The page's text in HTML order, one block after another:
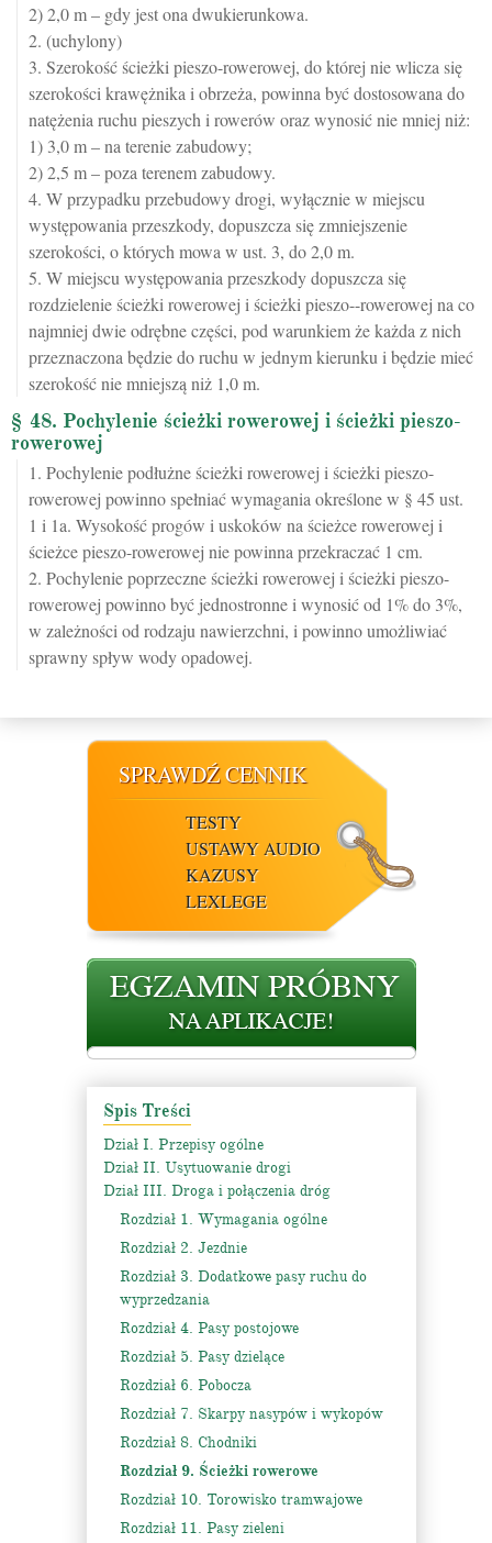
2) 2,0 m – gdy jest ona dwukierunkowa.
2. (uchylony)
3. Szerokość ścieżki pieszo-rowerowej, do której nie wlicza się
szerokości krawężnika i obrzeża, powinna być dostosowana do
natężenia ruchu pieszych i rowerów oraz wynosić nie mniej niż:
1) 3,0 m – na terenie zabudowy;
2) 2,5 m – poza terenem zabudowy.
4. W przypadku przebudowy drogi, wyłącznie w miejscu
występowania przeszkody, dopuszcza się zmniejszenie
szerokości, o których mowa w ust. 3, do 2,0 m.
5. W miejscu występowania przeszkody dopuszcza się
rozdzielenie ścieżki rowerowej i ścieżki pieszo--rowerowej na co
najmniej dwie odrębne części, pod warunkiem że każda z nich
przeznaczona będzie do ruchu w jednym kierunku i będzie mieć
szerokość nie mniejszą niż 1,0 m.
§ 48. Pochylenie ścieżki rowerowej i ścieżki pieszo-
rowerowej
1. Pochylenie podłużne ścieżki rowerowej i ścieżki pieszo-
rowerowej powinno spełniać wymagania określone w § 45 ust.
1 i 1a. Wysokość progów i uskoków na ścieżce rowerowej i
ścieżce pieszo-rowerowej nie powinna przekraczać 1 cm.
2. Pochylenie poprzeczne ścieżki rowerowej i ścieżki pieszo-
rowerowej powinno być jednostronne i wynosić od 1% do 3%,
w zależności od rodzaju nawierzchni, i powinno umożliwiać
sprawny spływ wody opadowej.
SPRAWDŹ CENNIK
TESTY
USTAWY AUDIO
KAZUSY
LEXLEGE
Spis Treści
Dział I. Przepisy ogólne
Dział II. Usytuowanie drogi
Dział III. Droga i połączenia dróg
Rozdział 1. Wymagania ogólne
Rozdział 2. Jezdnie
Rozdział 3. Dodatkowe pasy ruchu do
wyprzedzania
Rozdział 4. Pasy postojowe
Rozdział 5. Pasy dzielące
Rozdział 6. Pobocza
Rozdział 7. Skarpy nasypów i wykopów
Rozdział 8. Chodniki
Rozdział 9. Ścieżki rowerowe
Rozdział 10. Torowisko tramwajowe
Rozdział 11. Pasy zieleni